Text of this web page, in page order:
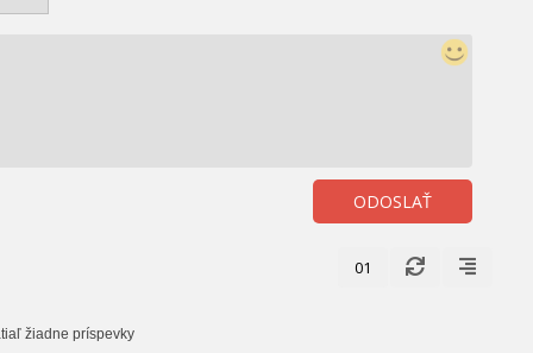
ODOSLAŤ
01
žiadne príspevky